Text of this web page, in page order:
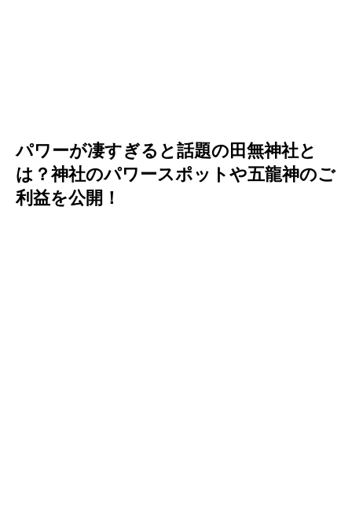
パワーが凄すぎると話題の田無神社と
は？神社のパワースポットや五龍神のご
利益を公開！